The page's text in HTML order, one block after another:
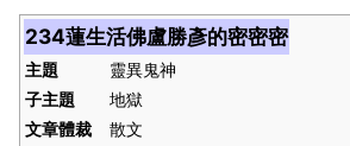
234蓮生活佛盧勝彥的密密密
主題
靈異鬼神
子主題
地獄
文章體裁
散文